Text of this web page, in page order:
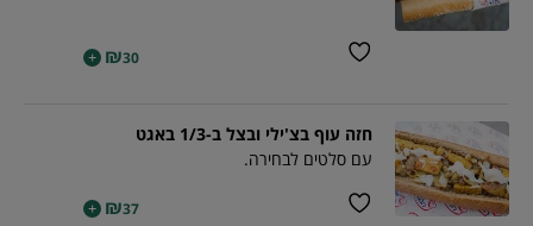
₪30
+
חזה עוף בצ'ילי ובצל ב-1/3 באגט
עם סלטים לבחירה.
₪37
+